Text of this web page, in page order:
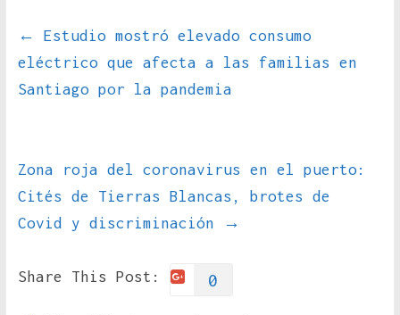
←
Estudio mostró elevado consumo
eléctrico que afecta a las familias en
Santiago por la pandemia
Zona roja del coronavirus en el puerto:
Cités de Tierras Blancas, brotes de
Covid y discriminación
→
Share This Post: 0